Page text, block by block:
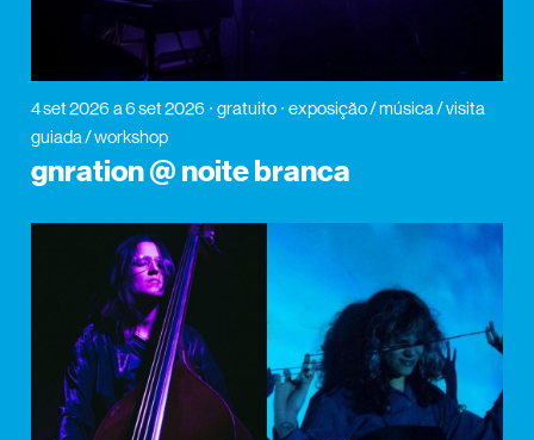
4 set 2026 a 6 set 2026 gratuito
exposição / música / visita
guiada / workshop
gnration @ noite branca